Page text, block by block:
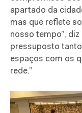
apartado da
mas que reflete
nosso tempo”, diz
pressuposto
espaços com os
rede.”